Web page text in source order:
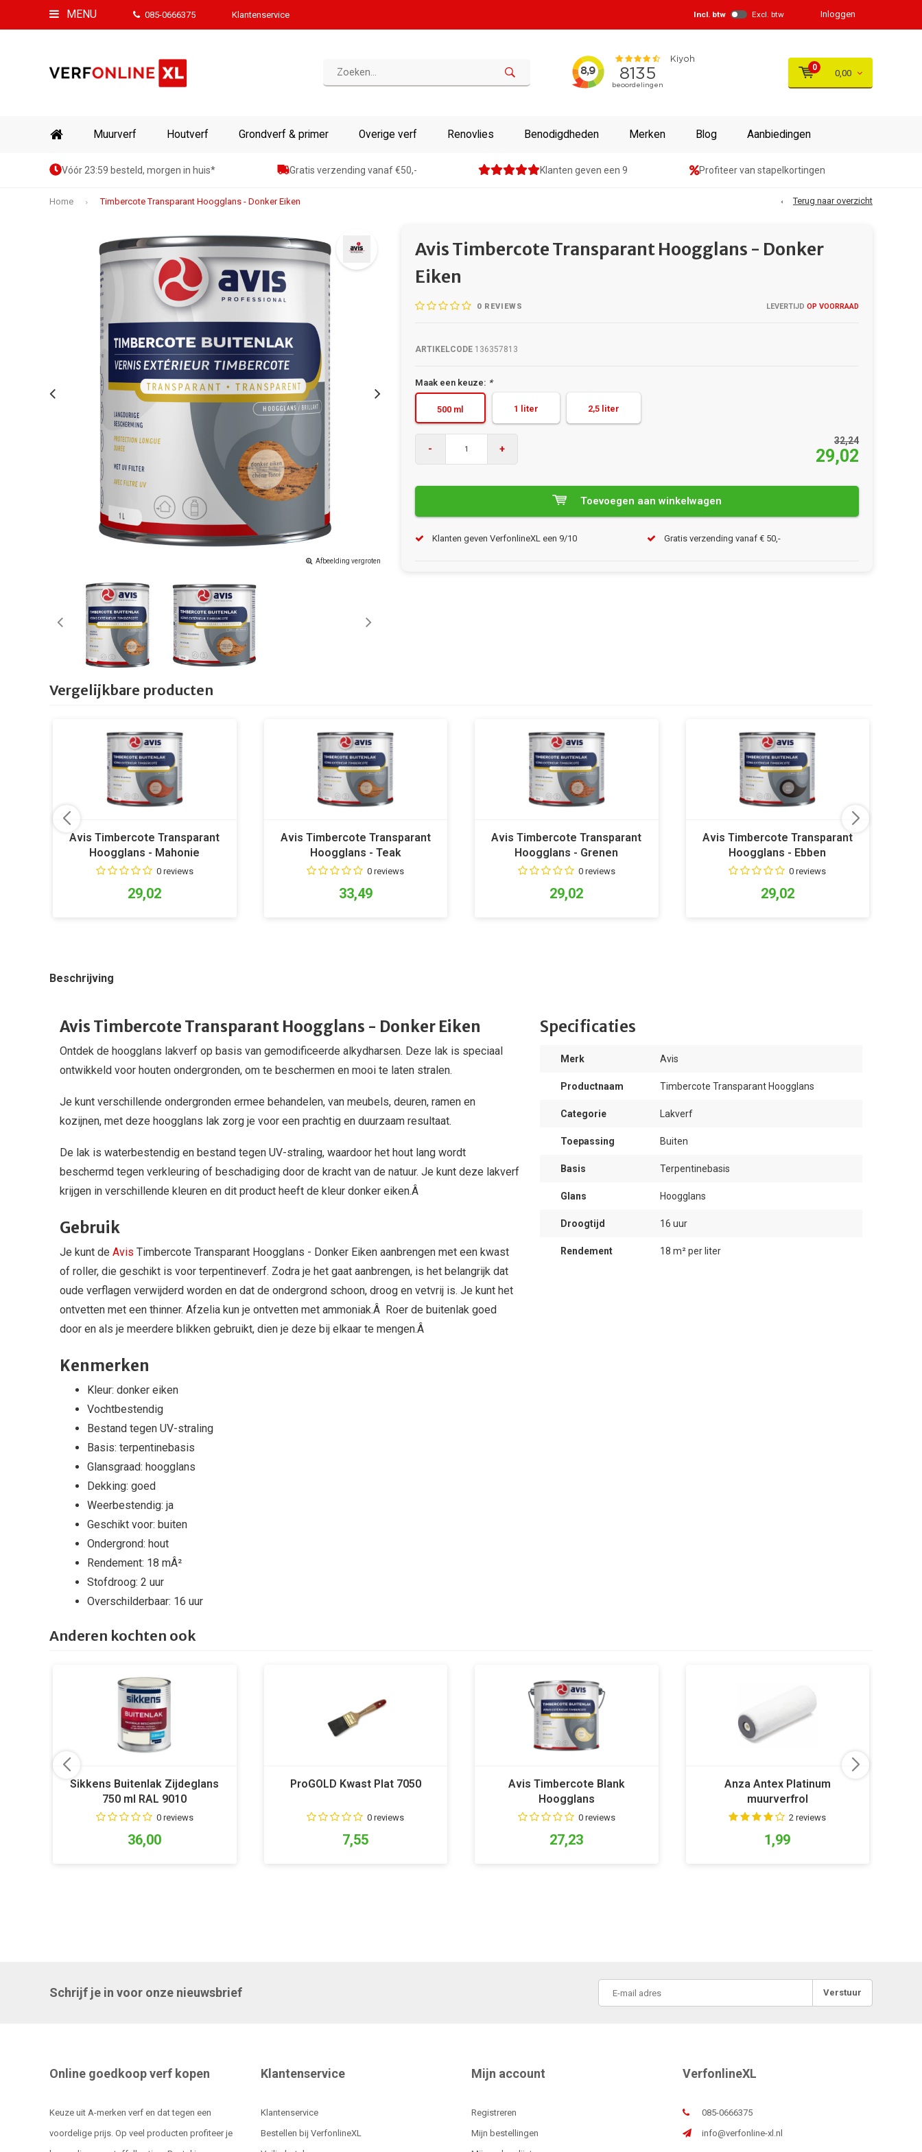
MENU 085-0666375 Klantenservice Incl. btw Excl. btw Inloggen
0
0,00
Muurverf Houtverf Grondverf & primer Overige verf Renovlies Benodigdheden Merken Blog Aanbiedingen
Vóór 23:59 besteld, morgen in huis* Gratis verzending vanaf €50,- Klanten geven een 9 Profiteer van stapelkortingen
Home Timbercote Transparant Hoogglans - Donker Eiken Terug naar overzicht
Afbeelding vergroten
Avis Timbercote Transparant Hoogglans - Donker
Eiken
0REVIEWS LEVERTIJD OP VOORRAAD
ARTIKELCODE136357813
Maak een keuze: *
500 ml 1 liter 2,5 liter
- +
32,24
29,02
Toevoegen aan winkelwagen
Klanten geven VerfonlineXL een 9/10 Gratis verzending vanaf € 50,-
Vergelijkbare producten
Avis Timbercote Transparant
Hoogglans - Mahonie
0 reviews
29,02
Avis Timbercote Transparant
Hoogglans - Teak
0 reviews
33,49
Avis Timbercote Transparant
Hoogglans - Grenen
0 reviews
29,02
Avis Timbercote Transparant
Hoogglans - Ebben
0 reviews
29,02
Beschrijving
Avis Timbercote Transparant Hoogglans - Donker Eiken
Ontdek de hoogglans lakverf op basis van gemodificeerde alkydharsen. Deze lak is speciaal
ontwikkeld voor houten ondergronden, om te beschermen en mooi te laten stralen.
Je kunt verschillende ondergronden ermee behandelen, van meubels, deuren, ramen en
kozijnen, met deze hoogglans lak zorg je voor een prachtig en duurzaam resultaat.
De lak is waterbestendig en bestand tegen UV-straling, waardoor het hout lang wordt
beschermd tegen verkleuring of beschadiging door de kracht van de natuur. Je kunt deze lakverf
krijgen in verschillende kleuren en dit product heeft de kleur donker eiken.Â
Gebruik
Je kunt de Avis Timbercote Transparant Hoogglans - Donker Eiken aanbrengen met een kwast
of roller, die geschikt is voor terpentineverf. Zodra je het gaat aanbrengen, is het belangrijk dat
oude verflagen verwijderd worden en dat de ondergrond schoon, droog en vetvrij is. Je kunt het
ontvetten met een thinner. Afzelia kun je ontvetten met ammoniak.Â Roer de buitenlak goed
door en als je meerdere blikken gebruikt, dien je deze bij elkaar te mengen.Â
Kenmerken
Kleur: donker eiken
Vochtbestendig
Bestand tegen UV-straling
Basis: terpentinebasis
Glansgraad: hoogglans
Dekking: goed
Weerbestendig: ja
Geschikt voor: buiten
Ondergrond: hout
Rendement: 18 mÂ²
Stofdroog: 2 uur
Overschilderbaar: 16 uur
Specificaties
Merk Avis
Productnaam Timbercote Transparant Hoogglans
Categorie Lakverf
Toepassing Buiten
Basis Terpentinebasis
Glans Hoogglans
Droogtijd 16 uur
Rendement 18 m² per liter
Anderen kochten ook
Sikkens Buitenlak Zijdeglans
750 ml RAL 9010
0 reviews
36,00
ProGOLD Kwast Plat 7050
0 reviews
7,55
Avis Timbercote Blank
Hoogglans
0 reviews
27,23
Anza Antex Platinum
muurverfrol
2 reviews
1,99
Schrijf je in voor onze nieuwsbrief Verstuur
Online goedkoop verf kopen
Keuze uit A-merken verf en dat tegen een
voordelige prijs. Op veel producten profiteer je
Klantenservice
Klantenservice
Bestellen bij VerfonlineXL
Mijn account
Registreren
Mijn bestellingen
VerfonlineXL
085-0666375
info@verfonline-xl.nl